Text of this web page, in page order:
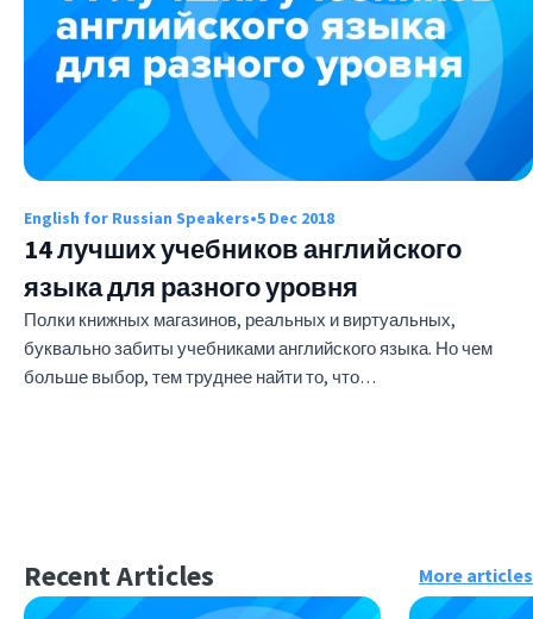
English for Russian Speakers•5 Dec 2018
14 лучших учебников английского
языка для разного уровня
Полки книжных магазинов, реальных и виртуальных,
буквально забиты учебниками английского языка. Но чем
больше выбор, тем труднее найти то, что…
Recent Articles More articles